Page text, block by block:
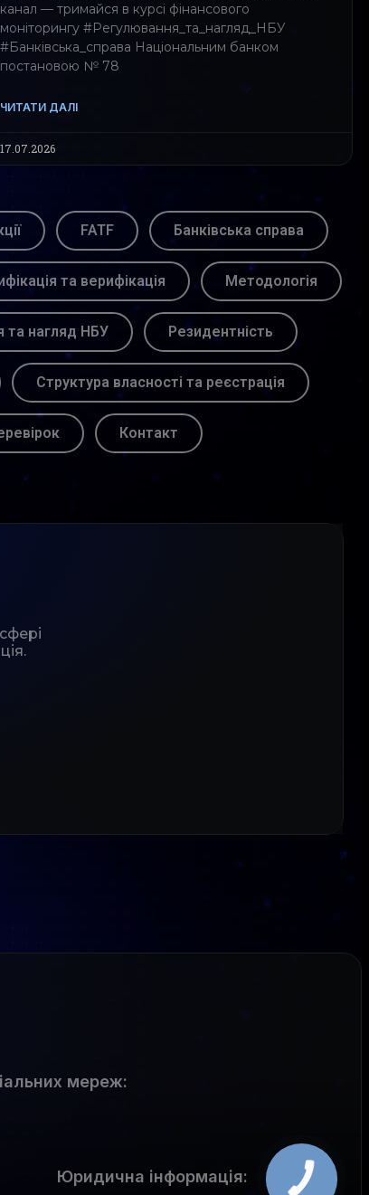
канал — тримайся в курсі фінансового
моніторингу #Регулювання_та_нагляд_НБУ
#Банківська_справа Національним банком
постановою № 78
ЧИТАТИ ДАЛІ
17.07.2026
FATF Банківська справа
та верифікація Методологія
та нагляд НБУ Резидентність
Структура власності та реєстрація
Контакт
мереж:
Юридична інформація: